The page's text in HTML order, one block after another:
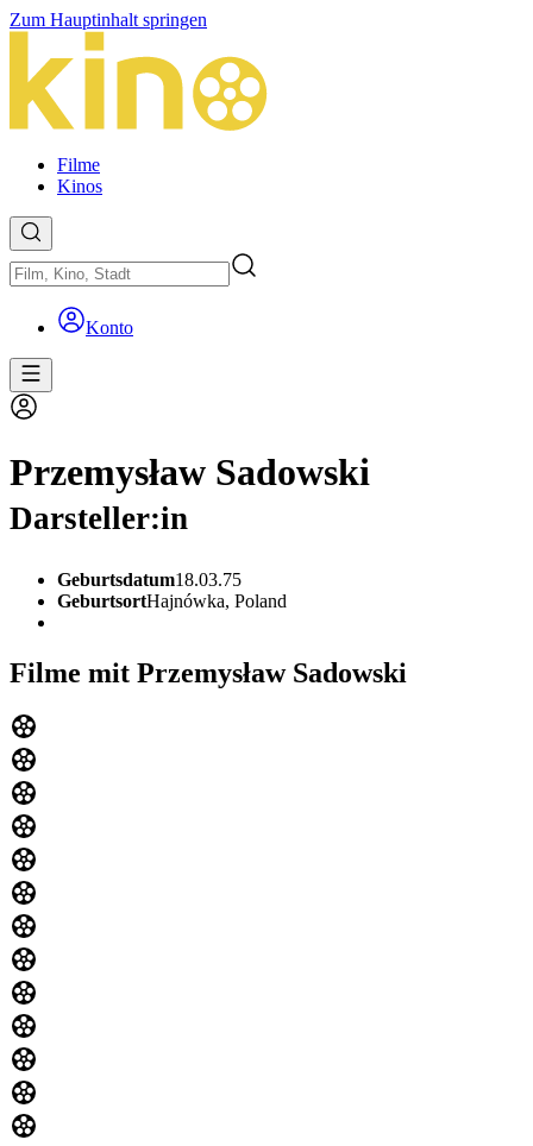
Zum Hauptinhalt springen
Filme
Kinos
Konto
Przemysław Sadowski
Darsteller:in
Geburtsdatum18.03.75
GeburtsortHajnówka, Poland
Filme mit Przemysław Sadowski